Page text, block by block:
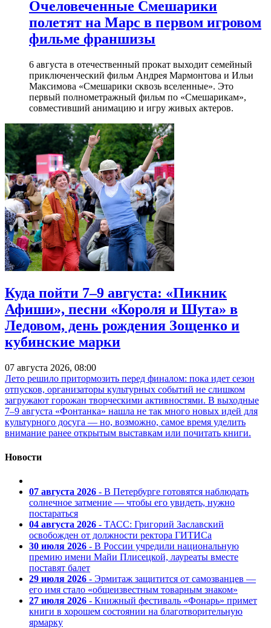
Очеловеченные Смешарики
полетят на Марс в первом игровом
фильме франшизы
6 августа в отечественный прокат выходит семейный
приключенческий фильм Андрея Мармонтова и Ильи
Максимова «Смешарики сквозь вселенные». Это
первый полнометражный фильм по «Смешарикам»,
совместивший анимацию и игру живых актеров.
Куда пойти 7–9 августа: «Пикник
Афиши», песни «Короля и Шута» в
Ледовом, день рождения Зощенко и
кубинские марки
07 августа 2026, 08:00
Лето решило притормозить перед финалом: пока идет сезон
отпусков, организаторы культурных событий не слишком
загружают горожан творческими активностями. В выходные
7–9 августа «Фонтанка» нашла не так много новых идей для
культурного досуга — но, возможно, самое время уделить
внимание ранее открытым выставкам или почитать книги.
Новости
07 августа 2026 - В Петербурге готовятся наблюдать
солнечное затмение — чтобы его увидеть, нужно
постараться
04 августа 2026 - ТАСС: Григорий Заславский
освобожден от должности ректора ГИТИСа
30 июля 2026 - В России учредили национальную
премию имени Майи Плисецкой, лауреаты вместе
поставят балет
29 июля 2026 - Эрмитаж защитится от самозванцев —
его имя стало «общеизвестным товарным знаком»
27 июля 2026 - Книжный фестиваль «Фонарь» примет
книги в хорошем состоянии на благотворительную
ярмарку